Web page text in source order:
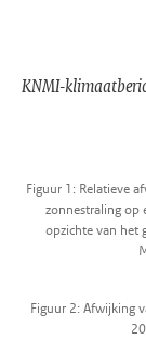
KNMI-
Figuur 1: Relatieve
zonnestraling op
opzichte van het
Figuur 2: Afwijking